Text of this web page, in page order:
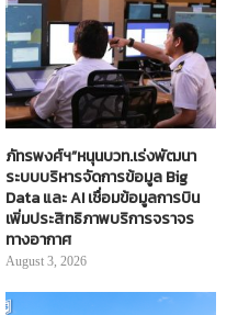
ภัทรพงศ์ฯ”หนุนบวท.เร่งพัฒนา
ระบบบริหารจัดการข้อมูล Big
Data และ AI เชื่อมข้อมูลการบิน
เพิ่มประสิทธิภาพบริการจราจร
ทางอากาศ
August 3, 2026